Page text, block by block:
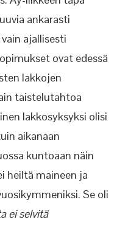
ankarasti
ajallisesti
ovat edessä
lakkojen
taistelutahtoa
lakkosyksyksi olisi
aikanaan
kuntoaan näin
heiltä maineen ja
Se oli
ei selvitä